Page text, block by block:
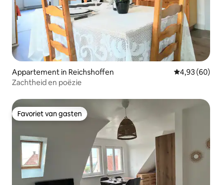
Appartement in Reichshoffen Gemiddelde
4,93 (60)
Zachtheid en poëzie
Favoriet van gasten
Favoriet van gasten